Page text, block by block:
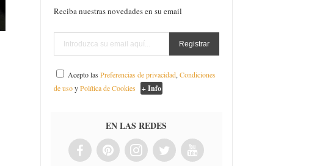
Reciba nuestras novedades en su email
Acepto lasPreferencias de privacidad,Condiciones
de usoyPolítica de Cookies + Info
EN LAS REDES